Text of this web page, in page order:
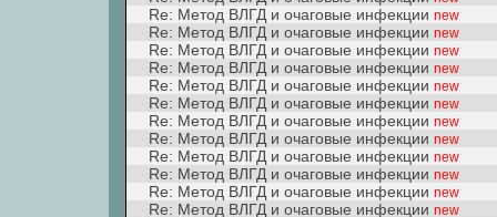
Re: Метод ВЛГД и очаговые инфекции new
Re: Метод ВЛГД и очаговые инфекции new
Re: Метод ВЛГД и очаговые инфекции new
Re: Метод ВЛГД и очаговые инфекции new
Re: Метод ВЛГД и очаговые инфекции new
Re: Метод ВЛГД и очаговые инфекции new
Re: Метод ВЛГД и очаговые инфекции new
Re: Метод ВЛГД и очаговые инфекции new
Re: Метод ВЛГД и очаговые инфекции new
Re: Метод ВЛГД и очаговые инфекции new
Re: Метод ВЛГД и очаговые инфекции new
Re: Метод ВЛГД и очаговые инфекции new